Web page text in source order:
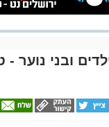
ובני נוער -